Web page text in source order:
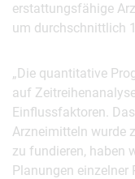
erstattungsfähige
um durchschnittlich
„Die quantitative
auf
Einflussfaktoren.
Arzneimitteln wurde
zu fundieren, haben
Planungen einzelner